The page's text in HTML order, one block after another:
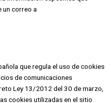
un correo a
que regula el uso de cookies
de comunicaciones
Ley 13/2012 del 30 de marzo,
cookies utilizadas en el sitio